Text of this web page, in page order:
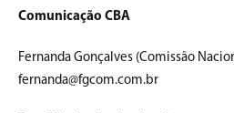
Comunicação CBA
Fernanda Gonçalves (Comissão
fernanda@fgcom.com.br